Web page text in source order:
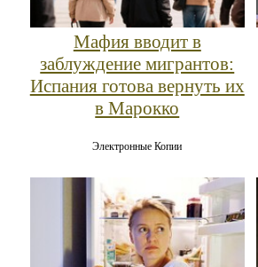
Мафия вводит в
заблуждение мигрантов:
Испания готова вернуть их
в Марокко
Электронные Копии